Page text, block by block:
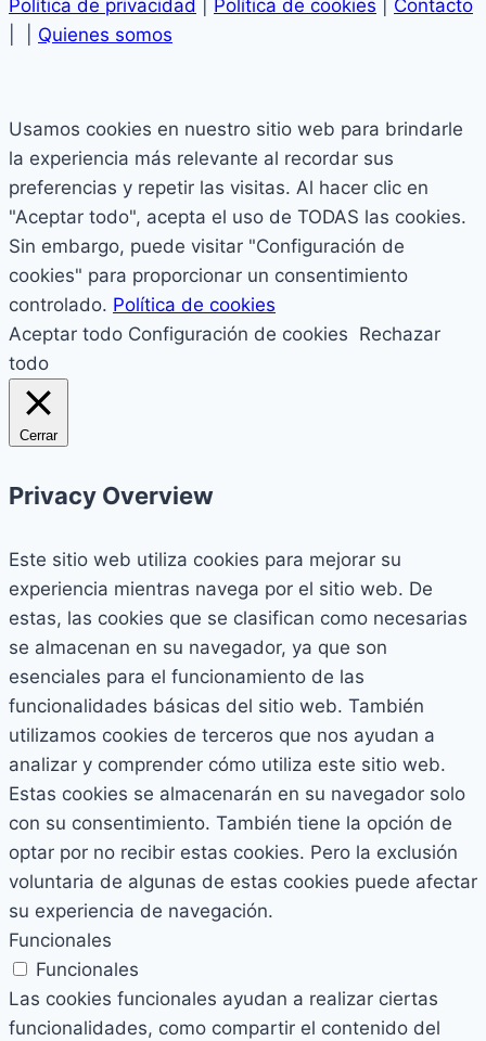
Política de privacidad Política de cookies
Contacto
Quienes somos
Usamos cookies en nuestro sitio web para brindarle
la experiencia más relevante al recordar sus
preferencias y repetir las visitas. Al hacer clic en
"Aceptar todo", acepta el uso de TODAS las cookies.
Sin embargo, puede visitar "Configuración de
cookies" para proporcionar un consentimiento
controlado. Política de cookies
Aceptar todo Configuración de cookies Rechazar
todo
Cerrar
Privacy Overview
Este sitio web utiliza cookies para mejorar su
experiencia mientras navega por el sitio web. De
estas, las cookies que se clasifican como necesarias
se almacenan en su navegador, ya que son
esenciales para el funcionamiento de las
funcionalidades básicas del sitio web. También
utilizamos cookies de terceros que nos ayudan a
analizar y comprender cómo utiliza este sitio web.
Estas cookies se almacenarán en su navegador solo
con su consentimiento. También tiene la opción de
optar por no recibir estas cookies. Pero la exclusión
voluntaria de algunas de estas cookies puede afectar
su experiencia de navegación.
Funcionales
Funcionales
Las cookies funcionales ayudan a realizar ciertas
funcionalidades, como compartir el contenido del